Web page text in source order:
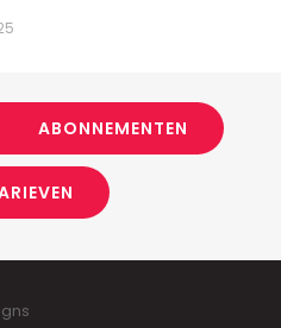
ABONNEMENTEN